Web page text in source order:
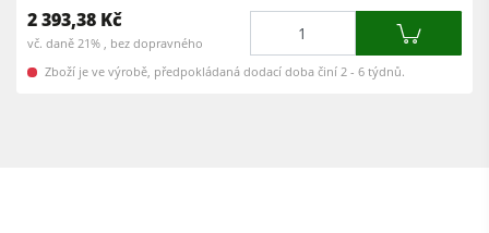
2 393,38 Kč
vč. daně 21% , bez dopravného
Zboží je ve výrobě, předpokládaná dodací doba činí 2 - 6 týdnů.